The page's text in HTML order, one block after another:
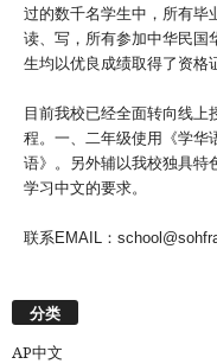
过的数千名学生中，所有毕
读、写，所有参加中华民国
生均以优良成绩取得了资格
目前我校已经全面转向线
程。一、二年级使用《学华
语》。另外辅以我校独具特
学习中文的要求。
联系EMAIL：
分类
AP中文